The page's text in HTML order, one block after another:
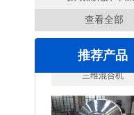
查看全部
推荐产品